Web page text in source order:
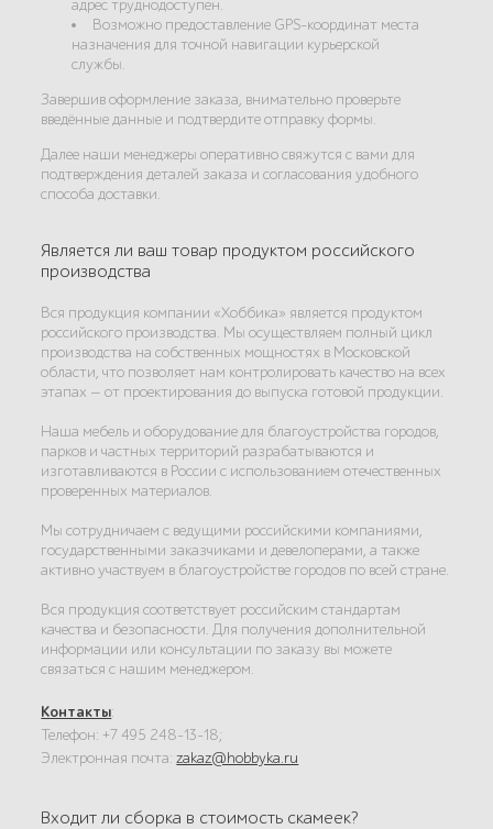
адрес труднодоступен.
Возможно предоставление GPS-координат места
назначения для точной навигации курьерской
службы.
Завершив оформление заказа, внимательно проверьте
введённые данные и подтвердите отправку формы.
Далее наши менеджеры оперативно свяжутся с вами для
подтверждения деталей заказа и согласования удобного
способа доставки.
Является ли ваш товар продуктом российского
производства
Вся продукция компании «Хоббика» является продуктом
российского производства. Мы осуществляем полный цикл
производства на собственных мощностях в Московской
области, что позволяет нам контролировать качество на всех
этапах — от проектирования до выпуска готовой продукции.
Наша мебель и оборудование для благоустройства городов,
парков и частных территорий разрабатываются и
изготавливаются в России с использованием отечественных
проверенных материалов.
Мы сотрудничаем с ведущими российскими компаниями,
государственными заказчиками и девелоперами, а также
активно участвуем в благоустройстве городов по всей стране.
Вся продукция соответствует российским стандартам
качества и безопасности. Для получения дополнительной
информации или консультации по заказу вы можете
связаться с нашим менеджером.
Контакты:
Телефон: +7 495 248-13-18;
Электронная почта:zakaz@hobbyka.ru
Входит ли сборка в стоимость скамеек?